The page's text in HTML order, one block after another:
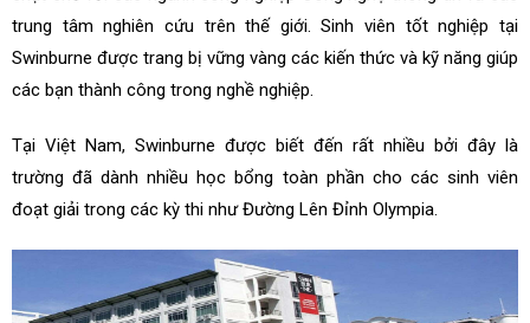
trung tâm nghiên cứu trên thế giới. Sinh viên tốt nghiệp tại
Swinburne được trang bị vững vàng các kiến thức và kỹ năng giúp
các bạn thành công trong nghề nghiệp.
Tại Việt Nam, Swinburne được biết đến rất nhiều bởi đây là
trường đã dành nhiều học bổng toàn phần cho các sinh viên
đoạt giải trong các kỳ thi như Đường Lên Đỉnh Olympia.